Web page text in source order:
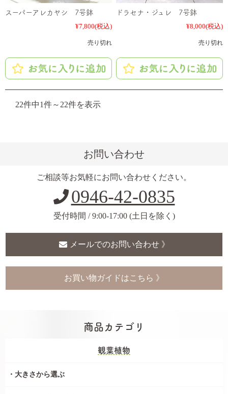
スーパーアレカヤシ 7号鉢
¥7,800(税込)
売り切れ
ドラセナ・ジュレ 7号鉢
¥8,000(税込)
売り切れ
22件中1件～22件を表示
お問い合わせ
ご相談等お気軽にお問い合わせください。
0946-42-0835
受付時間 / 9:00-17:00 (土日を除く)
メールでのお問い合わせ 》
お買い物ガイドはこちら 》
商品カテゴリ
観葉植物
大きさから選ぶ